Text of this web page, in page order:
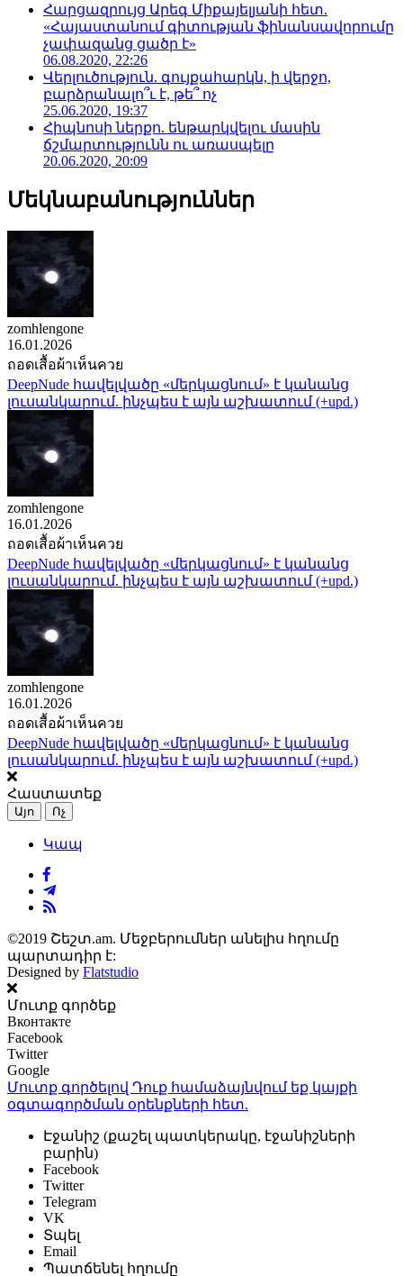
Հարցազրույց Արեգ Միքայելյանի հետ.
«Հայաստանում գիտության ֆինանսավորումը
չափազանց ցածր է»
06.08.2020, 22:26
Վերլուծություն. գույքահարկն, ի վերջո,
բարձրանալո՞ւ է, թե՞ ոչ
25.06.2020, 19:37
Հիպնոսի ներքո. ենթարկվելու մասին
ճշմարտությունն ու առասպելը
20.06.2020, 20:09
Մեկնաբանություններ
zomhlengone
16.01.2026
ถอดเสื้อผ้าเห็นควย
DeepNude հավելվածը «մերկացնում» է կանանց
լուսանկարում. ինչպես է այն աշխատում (+upd.)
zomhlengone
16.01.2026
ถอดเสื้อผ้าเห็นควย
DeepNude հավելվածը «մերկացնում» է կանանց
լուսանկարում. ինչպես է այն աշխատում (+upd.)
zomhlengone
16.01.2026
ถอดเสื้อผ้าเห็นควย
DeepNude հավելվածը «մերկացնում» է կանանց
լուսանկարում. ինչպես է այն աշխատում (+upd.)
Հաստատեք
Այո Ոչ
Կապ
©2019 Շեշտ.am. Մեջբերումներ անելիս հղումը
պարտադիր է:
Designed by Flatstudio
Մուտք գործեք
Вконтакте
Facebook
Twitter
Google
Մուտք գործելով Դուք համաձայնվում եք կայքի
օգտագործման օրենքների հետ.
Էջանիշ (քաշել պատկերակը, էջանիշների
բարին)
Facebook
Twitter
Telegram
VK
Տպել
Email
Պատճենել հղումը